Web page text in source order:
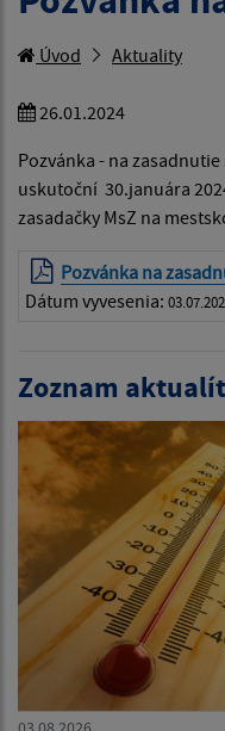
Úvod Aktuality
26.01.2024
Pozvánka - na
uskutoční 30.januára
zasadačky MsZ na
Pozvánka na
Dátum vyvesenia:
Zoznam